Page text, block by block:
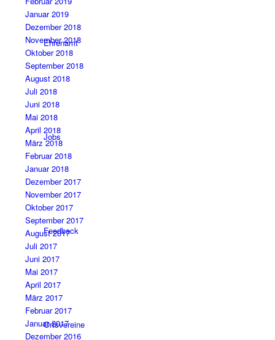
Ehrenamt
Jobs
Feedback
Ortsvereine
Januar 2019
Dezember 2018
November 2018
Oktober 2018
September 2018
August 2018
Juli 2018
Juni 2018
Mai 2018
April 2018
März 2018
Februar 2018
Januar 2018
Dezember 2017
November 2017
Oktober 2017
September 2017
August 2017
Juli 2017
Juni 2017
Mai 2017
April 2017
März 2017
Februar 2017
Januar 2017
Dezember 2016